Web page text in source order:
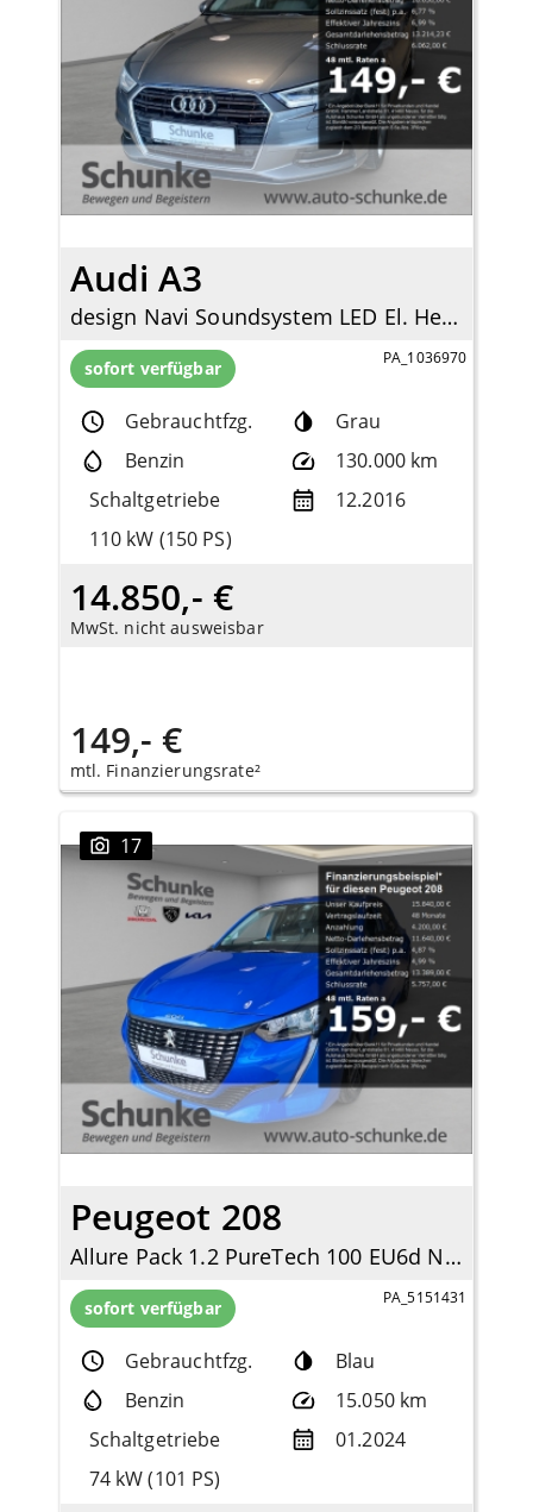
Audi A3
design Navi Soundsystem LED El. Heckklappe 2-Zonen-Klimaautom SHZ Totwinkelassistent
sofort verfügbar PA_1036970
Gebrauchtfzg.
Grau
Benzin
130.000 km
Schaltgetriebe
12.2016
110 kW (150 PS)
14.850,- €
MwSt. nicht ausweisbar
149,- €
mtl. Finanzierungsrate²
17
Peugeot 208
Allure Pack 1.2 PureTech 100 EU6d Navi Digitales Cockpit LED Apple CarPlay Android Auto
sofort verfügbar PA_5151431
Gebrauchtfzg.
Blau
Benzin
15.050 km
Schaltgetriebe
01.2024
74 kW (101 PS)